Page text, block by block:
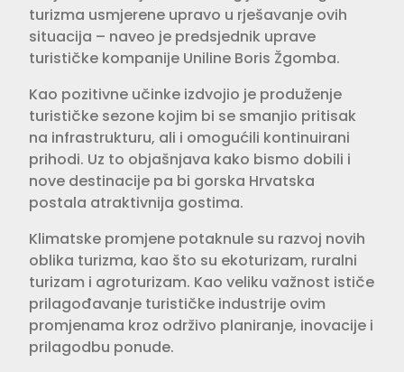
turizma usmjerene upravo u rješavanje ovih
situacija – naveo je predsjednik uprave
turističke kompanije Uniline Boris Žgomba.
Kao pozitivne učinke izdvojio je produženje
turističke sezone kojim bi se smanjio pritisak
na infrastrukturu, ali i omogućili kontinuirani
prihodi. Uz to objašnjava kako bismo dobili i
nove destinacije pa bi gorska Hrvatska
postala atraktivnija gostima.
Klimatske promjene potaknule su razvoj novih
oblika turizma, kao što su ekoturizam, ruralni
turizam i agroturizam. Kao veliku važnost ističe
prilagođavanje turističke industrije ovim
promjenama kroz održivo planiranje, inovacije i
prilagodbu ponude.